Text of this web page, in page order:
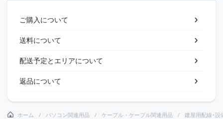
ご購入について
送料について
配送予定とエリアについて
返品について
ホーム パソコン関連用品 ケーブル・ケーブル関連用品 建屋用配線･設